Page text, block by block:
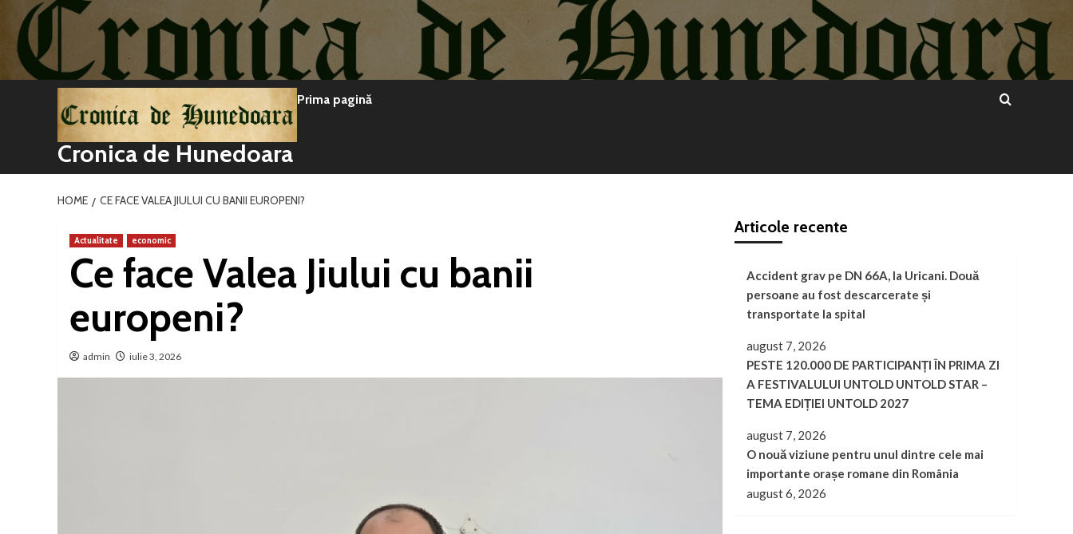
conținut
Cronica de Hunedoara
Prima pagină
HOME CE FACE VALEA JIULUI CU BANII EUROPENI?
Actualitate economic
Ce face Valea Jiului cu banii
europeni?
admin iulie 3, 2026
Articole recente
Accident grav pe DN 66A, la Uricani. Două
persoane au fost descarcerate și
transportate la spital
august 7, 2026
PESTE 120.000 DE PARTICIPANȚI ÎN PRIMA ZI
A FESTIVALULUI UNTOLD UNTOLD STAR –
TEMA EDIȚIEI UNTOLD 2027
august 7, 2026
O nouă viziune pentru unul dintre cele mai
importante orașe romane din România
august 6, 2026